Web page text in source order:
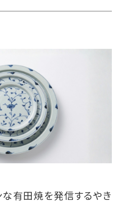
な有田焼を発信するやき